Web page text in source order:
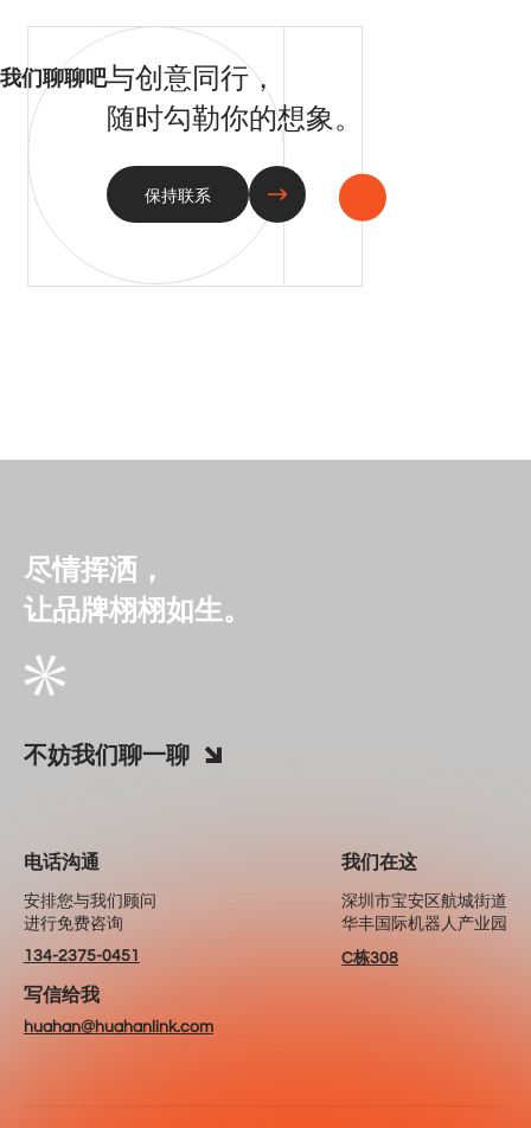
我们聊聊吧与创意同行，
随时勾勒你的想象。
保持联系
尽情挥洒，
让品牌栩栩如生。
不妨我们聊一聊
电话沟通
安排您与我们顾问
进行免费咨询
134-2375-0451
我们在这
深圳市宝安区航城街道
华丰国际机器人产业园
C栋308
写信给我
huahan@huahanlink.com